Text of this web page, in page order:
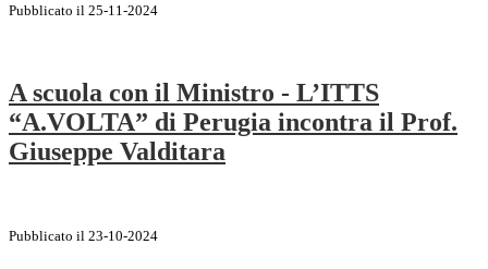
Pubblicato il 25-11-2024
A scuola con il Ministro - L’ITTS
“A.VOLTA” di Perugia incontra il Prof.
Giuseppe Valditara
Pubblicato il 23-10-2024